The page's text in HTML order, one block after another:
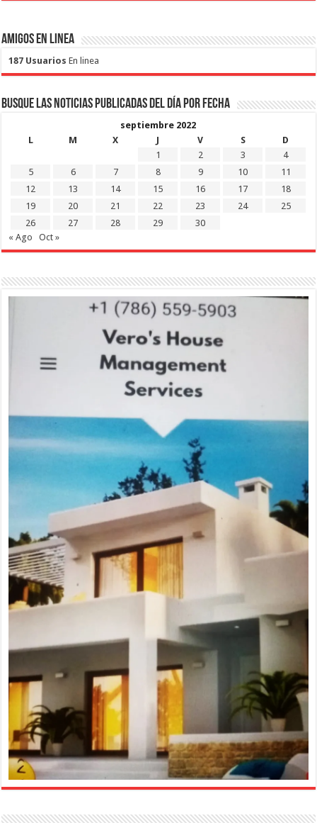
Amigos en Linea
187 Usuarios En linea
Busque las noticias publicadas del día por fecha
septiembre 2022
L
M X J V S
D
1
2 3
4
5
6 7 8 9 10
11
12
13 14 15 16 17
18
19
20 21 22 23 24
25
26
27 28 29
30
« Ago
Oct »